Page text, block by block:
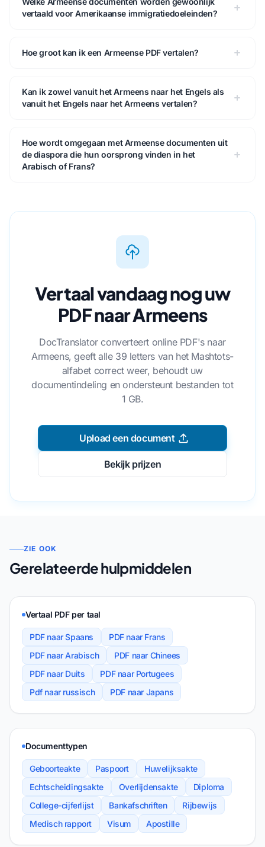
vertaald voor Amerikaanse immigratiedoeleinden?
Hoe groot kan ik een Armeense PDF vertalen?
Kan ik zowel vanuit het Armeens naar het Engels als
vanuit het Engels naar het Armeens vertalen?
Hoe wordt omgegaan met Armeense documenten uit
de diaspora die hun oorsprong vinden in het
Arabisch of Frans?
Vertaal vandaag nog uw
PDF naar Armeens
DocTranslator converteert online PDF's naar
Armeens, geeft alle 39 letters van het Mashtots-
alfabet correct weer, behoudt uw
documentindeling en ondersteunt bestanden tot
1 GB.
Upload een document
Bekijk prijzen
ZIE OOK
Gerelateerde hulpmiddelen
Vertaal PDF per taal
PDF naar Spaans
PDF naar Frans
PDF naar Arabisch
PDF naar Chinees
PDF naar Duits
PDF naar Portugees
Pdf naar russisch
PDF naar Japans
Documenttypen
Geboorteakte Paspoort
Huwelijksakte
Echtscheidingsakte
Overlijdensakte
Diploma
College-cijferlijst
Bankafschriften
Rijbewijs
Medisch rapport
Visum Apostille